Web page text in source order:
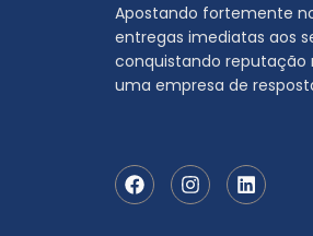
Apostando fortemente
entregas imediatas aos
conquistando reputação
uma empresa de